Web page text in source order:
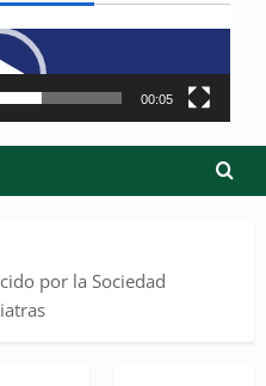
00:05
por la Sociedad